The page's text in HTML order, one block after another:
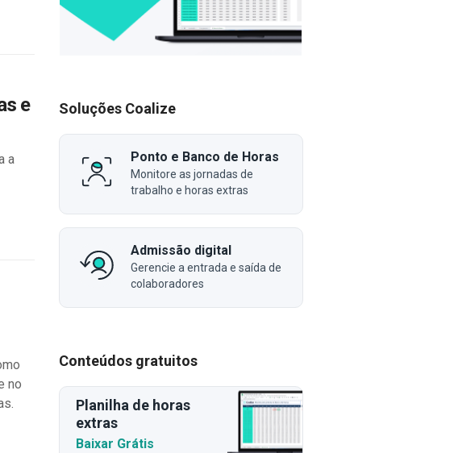
e
a
no
Soluções Coalize
Ponto e Banco de Horas
Monitore as jornadas de
trabalho e horas extras
Admissão digital
Gerencie a entrada e saída de
colaboradores
Conteúdos gratuitos
Planilha de horas
extras
Baixar Grátis